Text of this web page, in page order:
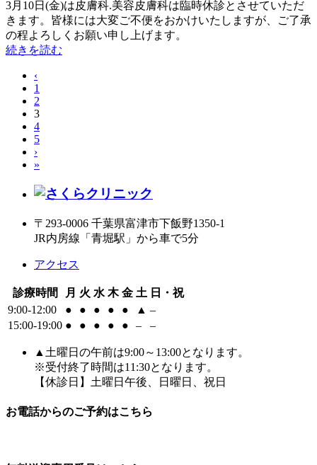
3月10日(金)は皮膚科.美容皮膚科は臨時休診とさせていただ
きます。皆様には大変ご不便をおかけいたしますが、ご了承
の程よろしくお願い申し上げます。
続きを読む
‹
1
2
3
4
5
›
»
〒293-0006 千葉県富津市下飯野1350-1
JR内房線「青堀駅」から車で5分
アクセス
診療時間 月 火 水 木 金 土 日・祝
9:00-12:00
● ● ● ● ● ▲ –
15:00-19:00 ● ● ● ● ● – –
▲土曜日の午前は9:00～13:00となります。
※受付終了時間は11:30となります。
【休診日】土曜日午後、日曜日、祝日
お電話からのご予約はこちら